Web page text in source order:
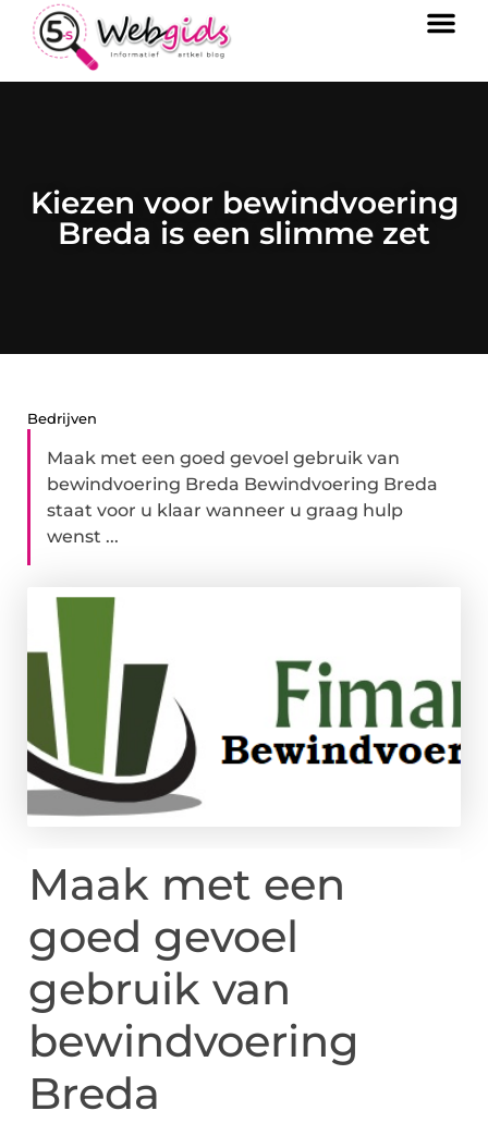
Kiezen voor bewindvoering
Breda is een slimme zet
Bedrijven
Maak met een goed gevoel gebruik van
bewindvoering Breda Bewindvoering Breda
staat voor u klaar wanneer u graag hulp
wenst ...
Maak met een
goed gevoel
gebruik van
bewindvoering
Breda